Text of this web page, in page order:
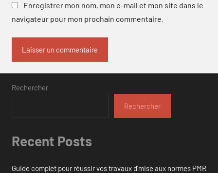
Enregistrer mon nom, mon e-mail et mon site dans le
navigateur pour mon prochain commentaire.
Rechercher
Rechercher
Recent Posts
Guide complet pour réussir vos travaux d’mise aux normes PMR